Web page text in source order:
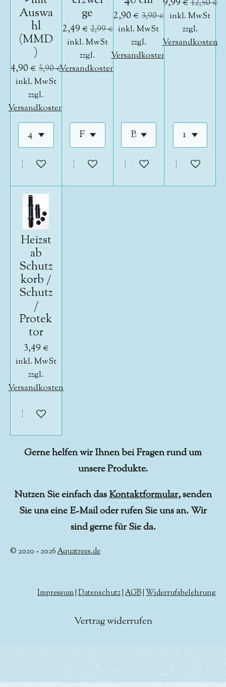
Auswa
hl
(MMD
)
4,90 € 5,90 €
inkl. MwSt
zzgl.
Versandkosten
In den Warenkorb
ge
2,49 €2,99 €
inkl. MwSt
zzgl.
Versandkosten
In den Warenkorb
2,90 € 3,90 €
inkl. MwSt
zzgl.
Versandkosten
In den Warenkorb
12,50 €
inkl. MwSt
zzgl.
Versandkosten
In den
Heizst
ab
Schutz
korb /
Schutz
/
Protek
tor
3,49 €
inkl. MwSt
zzgl.
Versandkosten
In den Warenkorb
Gerne helfen wir Ihnen bei Fragen rund um
unsere Produkte.
Nutzen Sie einfach dasKontaktformular, senden
Sie uns eine E-Mail oder rufen Sie uns an. Wir
sind gerne für Sie da.
© 2020 - 2026Aquatrees.de
Impressum Datenschutz AGB Widerrufsbelehrung
Vertrag widerrufen